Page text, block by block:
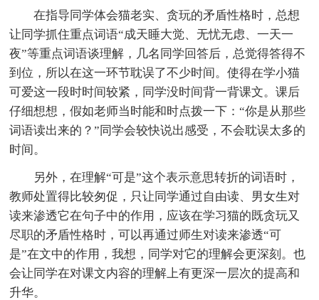
在指导同学体会猫老实、贪玩的矛盾性格时，总想
让同学抓住重点词语“成天睡大觉、无忧无虑、一天一
夜”等重点词语谈理解，几名同学回答后，总觉得答得不
到位，所以在这一环节耽误了不少时间。使得在学小猫
可爱这一段时时间较紧，同学没时间背一背课文。课后
仔细想想，假如老师当时能和时点拨一下：“你是从那些
词语读出来的？”同学会较快说出感受，不会耽误太多的
时间。
另外，在理解“可是”这个表示意思转折的词语时，
教师处置得比较匆促，只让同学通过自由读、男女生对
读来渗透它在句子中的作用，应该在学习猫的既贪玩又
尽职的矛盾性格时，可以再通过师生对读来渗透“可
是”在文中的作用，我想，同学对它的理解会更深刻。也
会让同学在对课文内容的理解上有更深一层次的提高和
升华。